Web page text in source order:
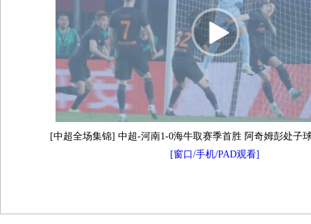
[中超全场集锦] 中超-河南1-0海牛取赛季首胜 阿奇姆彭处子
[窗口/手机/PAD观看]